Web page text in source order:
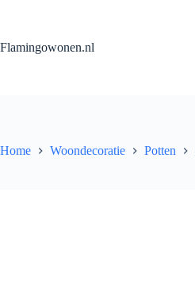
Flamingowonen.nl
Home Woondecoratie Potten